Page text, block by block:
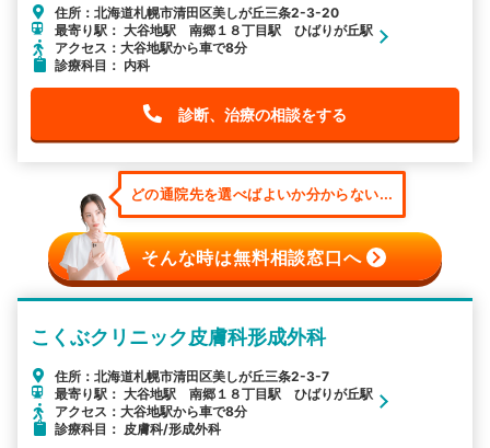
住所：北海道札幌市清田区美しが丘三条2-3-20
最寄り駅： 大谷地駅 南郷１８丁目駅 ひばりが丘駅
アクセス：大谷地駅から車で8分
診療科目： 内科
診断、治療の相談をする
どの通院先を選べばよいか分からない...
そんな時は無料相談窓口へ
こくぶクリニック皮膚科形成外科
住所：北海道札幌市清田区美しが丘三条2-3-7
最寄り駅： 大谷地駅 南郷１８丁目駅 ひばりが丘駅
アクセス：大谷地駅から車で8分
診療科目： 皮膚科/形成外科